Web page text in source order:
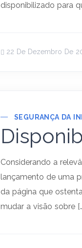
disponibilizado para
22 De Dezembro De
SEGURANÇA DA
Considerando a
lançamento de uma
da página que
mudar a visão sobre